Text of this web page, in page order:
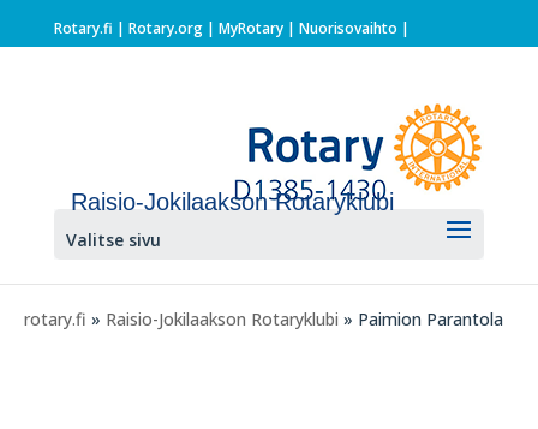
Rotary.fi | Rotary.org| MyRotary | Nuorisovaihto |
Raisio-Jokilaakson Rotaryklubi
Valitse sivu
rotary.fi » Raisio-Jokilaakson Rotaryklubi » Paimion Parantola